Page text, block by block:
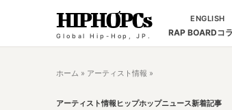
HIPHOPCs
Global Hip-Hop, JP.
ENGLISH
RAP BOARDコ
ホーム » アーティスト情報 »
アーティスト情報 ヒップホップニュース新着記事